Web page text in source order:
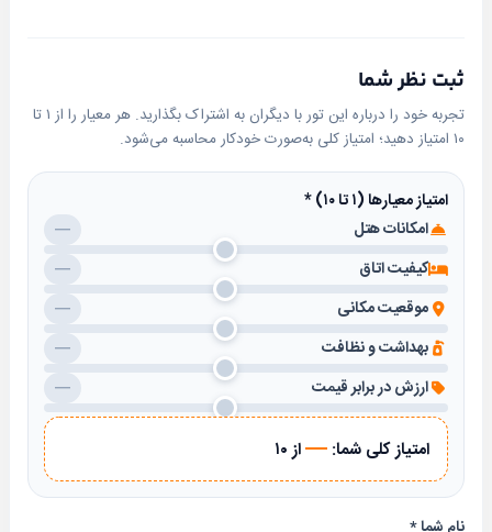
ثبت نظر شما
تجربه خود را درباره این تور با دیگران به اشتراک بگذارید. هر معیار را از ۱ تا
۱۰ امتیاز دهید؛ امتیاز کلی به‌صورت خودکار محاسبه می‌شود.
امتیاز معیارها (۱ تا ۱۰)
*
امکانات هتل
—
کیفیت اتاق
—
موقعیت مکانی
—
بهداشت و نظافت
—
ارزش در برابر قیمت
—
امتیاز کلی شما: —از ۱۰